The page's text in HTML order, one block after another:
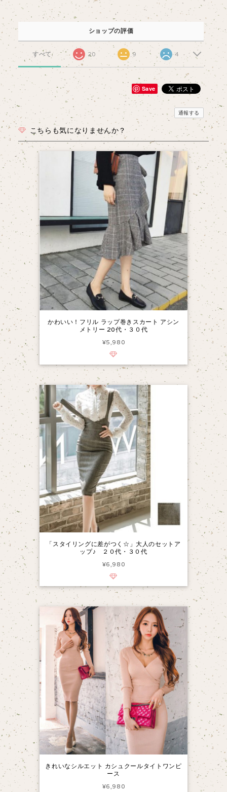
ショップの評価
すべて 20 9 4
Save
通報する
こちらも気になりませんか？
かわいい！フリル ラップ巻きスカート アシン
メトリー 20代・３０代
¥5,980
「スタイリングに差がつく☆」大人のセットア
ップ♪ ２０代・３０代
¥6,980
きれいなシルエット カシュクールタイトワンピ
ース
¥6,980